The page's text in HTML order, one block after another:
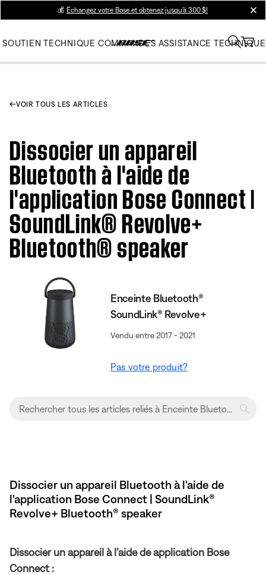
💰 Échangez votre Bose et obtenez jusqu’à 300 $!
SOUTIEN TECHNIQUE COMMANDES ASSISTANCE TECHNIQUE
VOIR TOUS LES ARTICLES
Dissocier un appareil
Bluetooth à l'aide de
l'application Bose Connect |
SoundLink® Revolve+
Bluetooth® speaker
Enceinte Bluetooth®
SoundLink® Revolve+
Vendu entre 2017 - 2021
Pas votre produit?
Dissocier un appareil Bluetooth à l'aide de
l'application Bose Connect | SoundLink®
Revolve+ Bluetooth® speaker
Dissocier un appareil à l’aide de application Bose
Connect :